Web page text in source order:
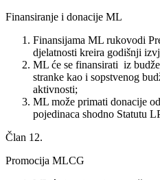
Finansiranje i donacije ML
Finansijama ML rukovodi
djelatnosti kreira godišnji
ML će se finansirati iz
stranke kao i sopstvenog
aktivnosti;
ML može primati donacije
pojedinaca shodno Statutu
Član 12.
Promocija MLCG